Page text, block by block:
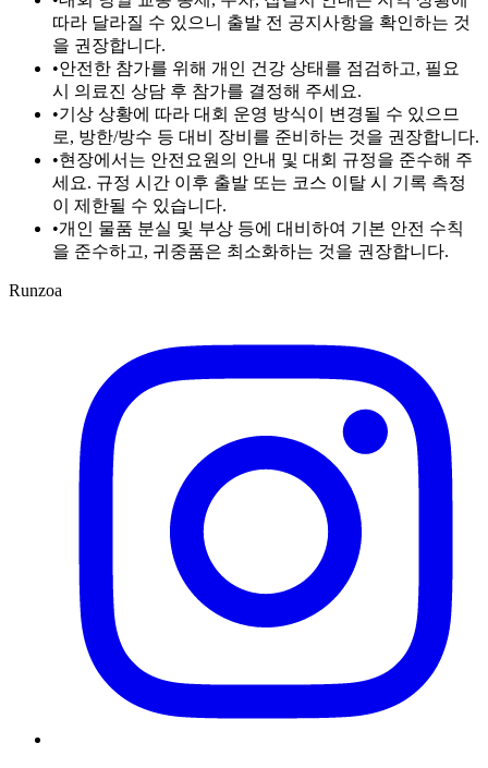
따라 달라질 수 있으니 출발 전 공지사항을 확인하는 것
을 권장합니다.
•안전한 참가를 위해 개인 건강 상태를 점검하고, 필요
시 의료진 상담 후 참가를 결정해 주세요.
•기상 상황에 따라 대회 운영 방식이 변경될 수 있으므
로, 방한/방수 등 대비 장비를 준비하는 것을 권장합니다.
•현장에서는 안전요원의 안내 및 대회 규정을 준수해 주
세요. 규정 시간 이후 출발 또는 코스 이탈 시 기록 측정
이 제한될 수 있습니다.
•개인 물품 분실 및 부상 등에 대비하여 기본 안전 수칙
을 준수하고, 귀중품은 최소화하는 것을 권장합니다.
Runzoa